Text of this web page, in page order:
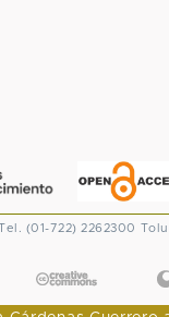
(01-722) 2262300